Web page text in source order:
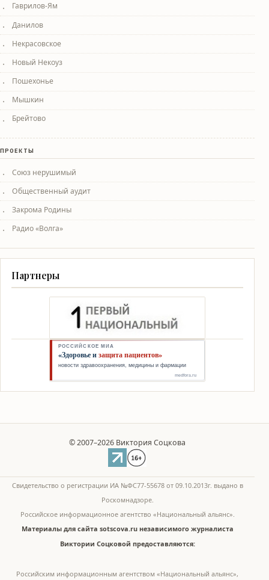
Гаврилов-Ям
Данилов
Некрасовское
Новый Некоуз
Пошехонье
Мышкин
Брейтово
ПРОЕКТЫ
Союз нерушимый
Общественный аудит
Закрома Родины
Радио «Волга»
Партнеры
© 2007–2026 Виктория Соцкова
Свидетельство о регистрации ИА №ФС77-55678 от 09.10.2013г. выдано в
Роскомнадзоре.
Российское информационное агентство «Национальный альянс».
Материалы для сайта sotscova.ru независимого журналиста
Виктории Соцковой предоставляются:
Российским информационным агентством «Национальный альянс»,